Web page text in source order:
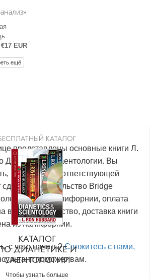
EUR
ещё
представлены основные книги Л.
Дианетике и Саентологии. Вы
кликнув по соответствующей
сделан в издательство Bridge
в Калифорнии, оплата
в это издательство, доставка книги
из Калифорнии.
с чего начать?Свяжитесь с нами,
поможет вам.
КАТАЛОГ
КАТАЛОГ
ДИАНЕТИКЕ И
САЕНТОЛОГИИ
Чтобы узнать больше